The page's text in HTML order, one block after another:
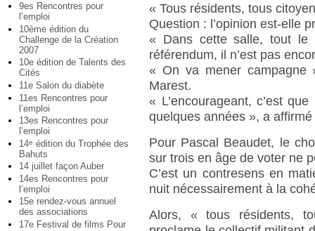
9es Rencontres pour
l’emploi
10ème édition du
Challenge de la Création
2007
10e édition de Talents des
Cités
11e Salon du diabète
11es Rencontres pour
l’emploi
13es Rencontres pour
l’emploi
14e édition du Trophée des
Bahuts
14 juillet façon Auber
14es Rencontres pour
l’emploi
15e rendez-vous annuel
des associations
17e Festival de films Pour
« Tous résidents, tous
Question : l’opinion est-elle
« Dans cette salle, tout le
référendum, il n’est pas
« On va mener campagne
Marest.
« L’encourageant, c’est
quelques années », a
Pour Pascal Beaudet, le
sur trois en âge de voter ne
C’est un contresens en
nuit nécessairement à la
Alors, « tous résidents,